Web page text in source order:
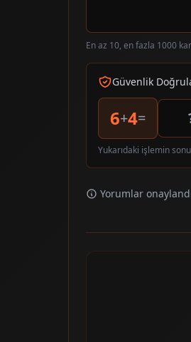
En az 10, en fazla 1000
Güvenlik
6+4=
Yukarıdaki işlemin
Yorumlar